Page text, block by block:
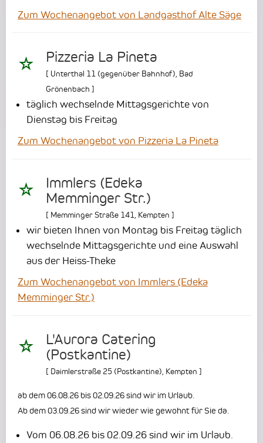
Zum Wochenangebot von Landgasthof Alte Säge
Pizzeria La Pineta
[ Unterthal 11 (gegenüber Bahnhof) Bad
Grönenbach ]
täglich wechselnde Mittagsgerichte von
Dienstag bis Freitag
Zum Wochenangebot von Pizzeria La Pineta
Immlers (Edeka
Memminger Str.)
[ Memminger Straße 141, Kempten ]
wir bieten Ihnen von Montag bis Freitag täglich
wechselnde Mittagsgerichte und eine Auswahl
aus der Heiss-Theke
Zum Wochenangebot von Immlers (Edeka
Memminger Str.)
L'Aurora Catering
(Postkantine)
[ Daimlerstraße 25 (Postkantine), Kempten ]
ab dem 06.08.26 bis 02.09.26 sind wir im Urlaub.
Ab dem 03.09.26 sind wir wieder wie gewohnt für Sie da.
Vom 06.08.26 bis 02.09.26 sind wir im Urlaub.